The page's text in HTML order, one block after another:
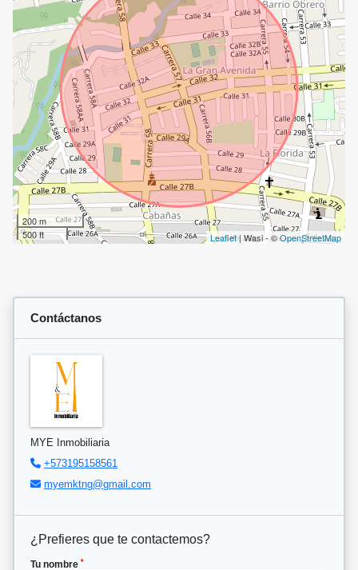
200 m
500 ft
Leaflet| Wasi - ©OpenStreetMap
Contáctanos
MYE Inmobiliaria
+573195158561
myemktng@gmail.com
¿Prefieres que te contactemos?
Tu nombre *